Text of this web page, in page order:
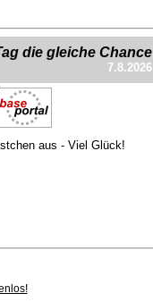
die gleiche Chance
7.8.2026
aus - Viel Glück!